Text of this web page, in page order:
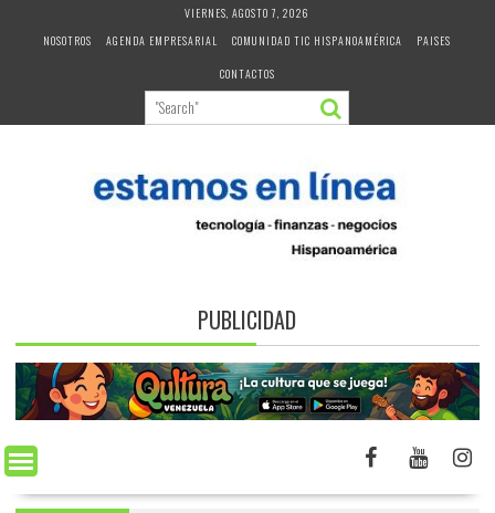
VIERNES, AGOSTO 7, 2026
NOSOTROS
AGENDA EMPRESARIAL COMUNIDAD TIC HISPANOAMÉRICA
PAISES
CONTACTOS
PUBLICIDAD